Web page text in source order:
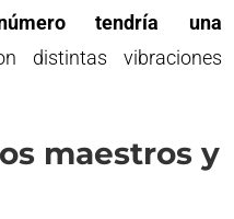
tendría una
distintas vibraciones
maestros y